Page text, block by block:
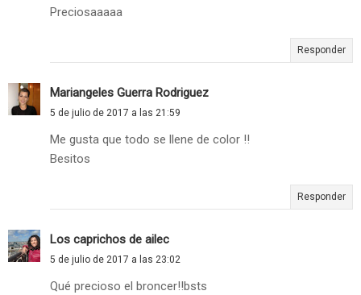
Preciosaaaaa
Responder
Mariangeles Guerra Rodriguez
5 de julio de 2017 a las 21:59
Me gusta que todo se llene de color !!
Besitos
Responder
Los caprichos de ailec
5 de julio de 2017 a las 23:02
Qué precioso el broncer!!bsts